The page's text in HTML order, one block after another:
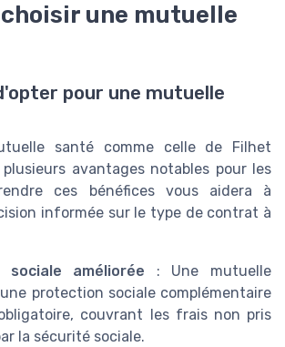
une mutuelle
pour une mutuelle
santé comme celle de Filhet
avantages notables pour les
ces bénéfices vous aidera à
informée sur le type de contrat à
sociale améliorée : Une mutuelle
protection sociale complémentaire
couvrant les frais non pris
la sécurité sociale.